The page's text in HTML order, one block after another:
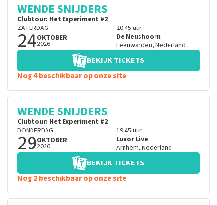
WENDE SNIJDERS
Clubtour: Het Experiment #2
ZATERDAG
24OKTOBER
2026
20:45 uur
De Neushoorn
Leeuwarden, Nederland
BEKIJK TICKETS
Nog 4 beschikbaar op onze site
WENDE SNIJDERS
Clubtour: Het Experiment #2
DONDERDAG
29OKTOBER
2026
19:45 uur
Luxor Live
Arnhem, Nederland
BEKIJK TICKETS
Nog 2 beschikbaar op onze site